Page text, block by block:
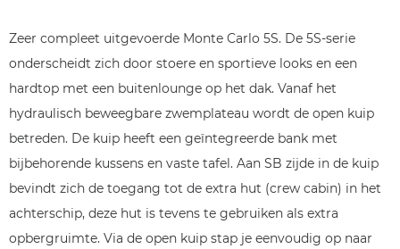
Zeer compleet uitgevoerde Monte Carlo 5S. De 5S-serie
onderscheidt zich door stoere en sportieve looks en een
hardtop met een buitenlounge op het dak. Vanaf het
hydraulisch beweegbare zwemplateau wordt de open kuip
betreden. De kuip heeft een geïntegreerde bank met
bijbehorende kussens en vaste tafel. Aan SB zijde in de kuip
bevindt zich de toegang tot de extra hut (crew cabin) in het
achterschip, deze hut is tevens te gebruiken als extra
opbergruimte. Via de open kuip stap je eenvoudig op naar